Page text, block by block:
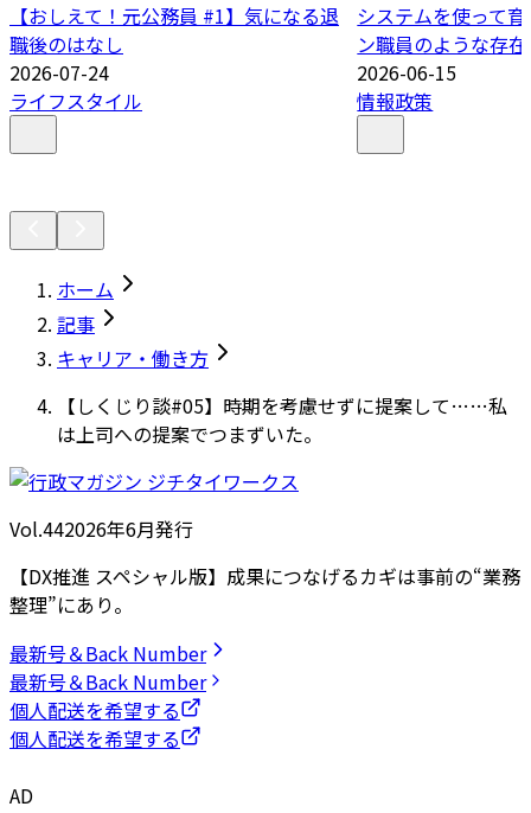
【おしえて！元公務員 #1】気になる退
職後のはなし
2026-07-24
ライフスタイル
システムを使って
ン職員のような存
2026-06-15
情報政策
ホーム
記事
キャリア・働き方
【しくじり談#05】時期を考慮せずに提案して……私
は上司への提案でつまずいた。
Vol.442026年6月発行
【DX推進 スペシャル版】成果につなげるカギは事前の“業務
整理”にあり。
最新号＆Back Number
最新号＆Back Number
個人配送を希望する
個人配送を希望する
AD